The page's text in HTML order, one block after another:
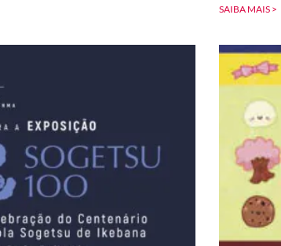
SAIBA MAIS >